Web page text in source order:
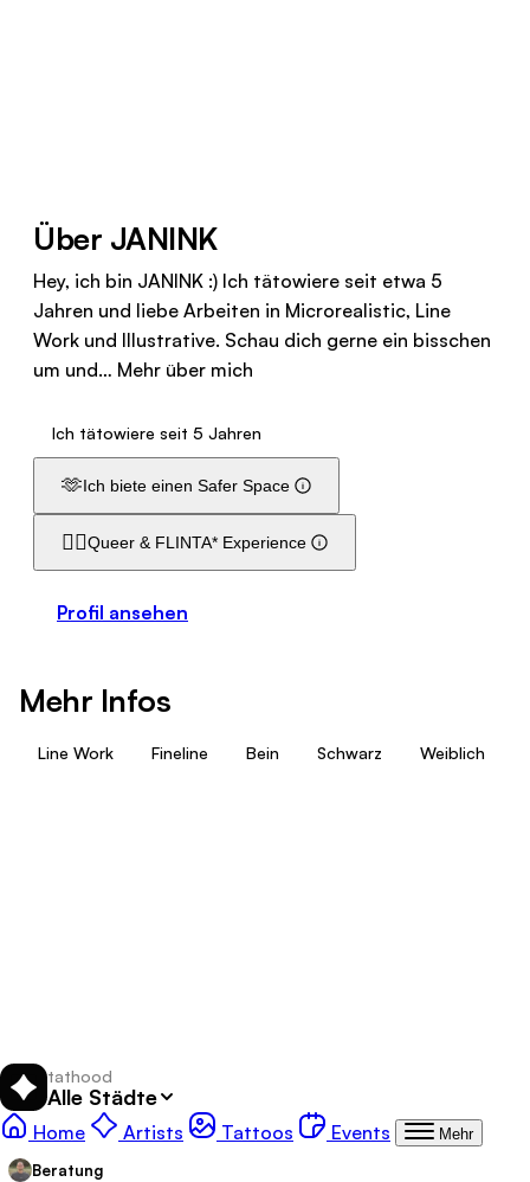
tathood
Alle Städte
Home Tattoo
Artists Tattoo-Galerie:
Tattoos Tattoo-Events:
Events Mehr
Beratung
Über JANINK
Hey, ich bin JANINK :) Ich tätowiere seit etwa 5
Jahren und liebe Arbeiten in Microrealistic, Line
Work und Illustrative. Schau dich gerne ein bisschen
um und… Mehr über mich
Ich tätowiere seit 5 Jahren
🫶Ich biete einen Safer Space
🏳️‍🌈Queer & FLINTA* Experience
Profil ansehen
Mehr Infos
Line Work Fineline Bein Schwarz Weiblich
tathood
Entdecke tolleTätowierer*und Tattoo Studios in
deiner Nähe, die zu dir passen